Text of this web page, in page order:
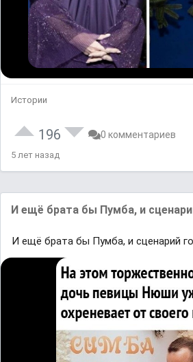
Истории
196 0 комментариев
5 лет назад
И ещё брата бы Пумба, и
И ещё брата бы Пумба, и сценарий